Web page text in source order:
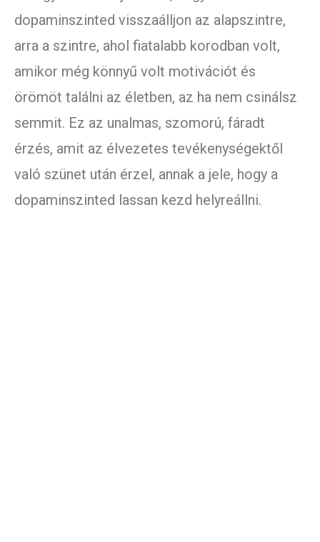
dopaminszinted visszaálljon az alapszintre,
arra a szintre, ahol fiatalabb korodban volt,
amikor még könnyű volt motivációt és
örömöt találni az életben, az ha nem csinálsz
semmit. Ez az unalmas, szomorú, fáradt
érzés, amit az élvezetes tevékenységektől
való szünet után érzel, annak a jele, hogy a
dopaminszinted lassan kezd helyreállni.